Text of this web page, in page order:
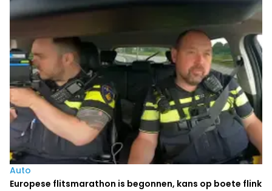
Auto
Europese flitsmarathon is begonnen, kans op boete flink